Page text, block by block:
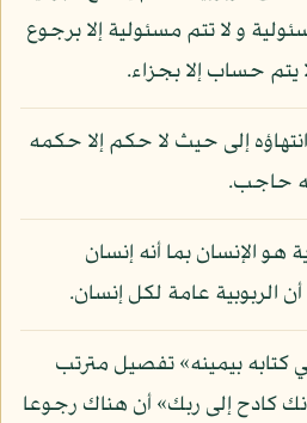
و لا تتم مسئولية إلا برجوع
حساب إلا بجزاء.
انتهاؤه إلى حيث لا حكم إلا حكمه
حاجب.
هو الإنسان بما أنه إنسان
الربوبية عامة لكل إنسان.
كتابه بيمينه» تفصيل مترتب
كادح إلى ربك» أن هناك رجوعا